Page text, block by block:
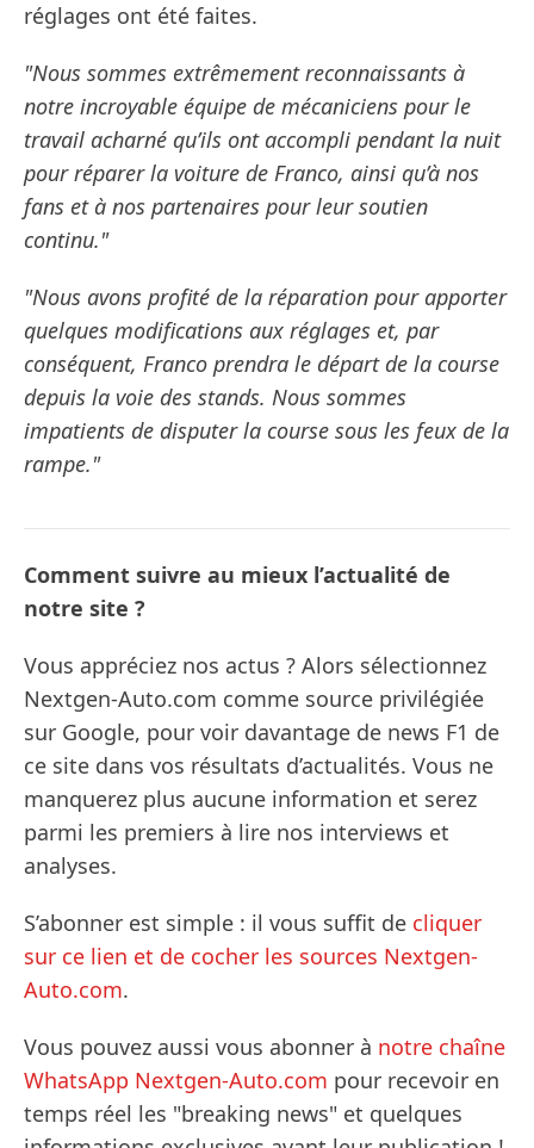
réglages ont été faites.
"Nous sommes extrêmement reconnaissants à
notre incroyable équipe de mécaniciens pour le
travail acharné qu’ils ont accompli pendant la nuit
pour réparer la voiture de Franco, ainsi qu’à nos
fans et à nos partenaires pour leur soutien
continu."
"Nous avons profité de la réparation pour apporter
quelques modifications aux réglages et, par
conséquent, Franco prendra le départ de la course
depuis la voie des stands. Nous sommes
impatients de disputer la course sous les feux de la
rampe."
Comment suivre au mieux l’actualité de
notre site ?
Vous appréciez nos actus ? Alors sélectionnez
Nextgen-Auto.com comme source privilégiée
sur Google, pour voir davantage de news F1 de
ce site dans vos résultats d’actualités. Vous ne
manquerez plus aucune information et serez
parmi les premiers à lire nos interviews et
analyses.
S’abonner est simple : il vous suffit de cliquer
sur ce lien et de cocher les sources Nextgen-
Auto.com.
Vous pouvez aussi vous abonner à notre chaîne
WhatsApp Nextgen-Auto.com pour recevoir en
temps réel les "breaking news" et quelques